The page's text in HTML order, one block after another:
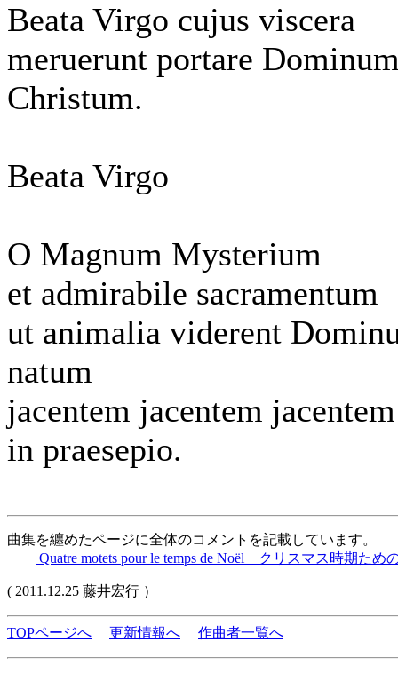
Beata Virgo cujus viscera
meruerunt portare
Christum.
Beata Virgo
O Magnum Mysterium
et admirabile sacramentum
ut animalia viderent
natum
jacentem jacentem jacentem
in praesepio.
曲集を纏めたページに全体のコメントを記載しています。
Quatre motets pour le temps de Noël クリスマス時期た
( 2011.12.25 藤井宏行 ）
TOPページへ 更新情報へ 作曲者一覧へ